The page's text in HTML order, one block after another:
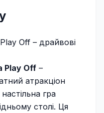
Off – драйвові
Play Off –
атракціон
гра
столі. Ця